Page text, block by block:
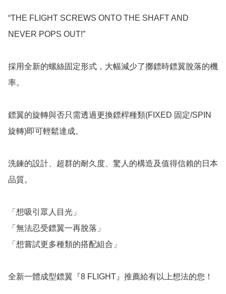
“THE FLIGHT SCREWS ONTO THE SHAFT AND
NEVER POPS OUT!”
採用全新的螺絲固定形式，大幅減少了擲鏢時鏢翼脫落的機
率。
鏢翼的旋轉與否只需透過更換鏢桿種類(FIXED 固定/SPIN
旋轉)即可輕鬆達成。
洗鍊的設計、超群的耐久度、驚人的構造及值得信賴的日本
品質。
「想吸引眾人目光」
「無法忍受鏢翼一再脫落」
「想嘗試更多種類的搭配組合」
全新一體成型鏢翼『8 FLIGHT』推薦給有以上想法的您！